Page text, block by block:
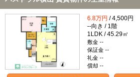
TOP
6.8万円 / 4,500円
--向き / 1階
1LDK / 45.29㎡
敷金 --
保証金 --
礼金 --
償却 --